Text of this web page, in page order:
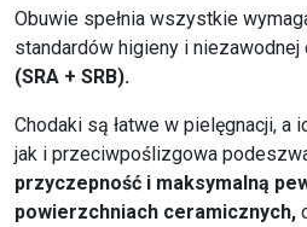
Obuwie spełnia wszystkie
standardów higieny i
(SRA + SRB).
Chodaki są łatwe w pielęgnacji, a
jak i przeciwpoślizgowa
przyczepność i maksymalną
powierzchniach ceramicznych,